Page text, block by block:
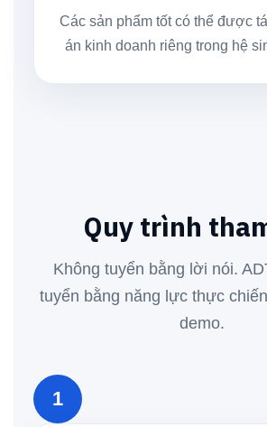
Các sản phẩm tốt có thể được
án kinh doanh riêng trong hệ
Quy trình
Không tuyển bằng lời nói.
tuyển bằng năng lực thực
demo.
1